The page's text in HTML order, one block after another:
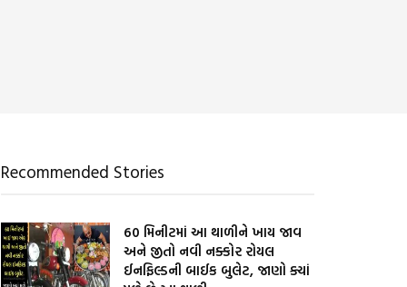
Recommended Stories
60 મિનીટમાં આ થાળીને ખાય જાવ
અને જીતો નવી નક્કોર રોયલ
ઈનફિલ્ડની બાઈક બુલેટ, જાણો ક્યાં